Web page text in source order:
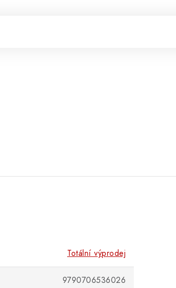
Totální výprodej
9790706536026